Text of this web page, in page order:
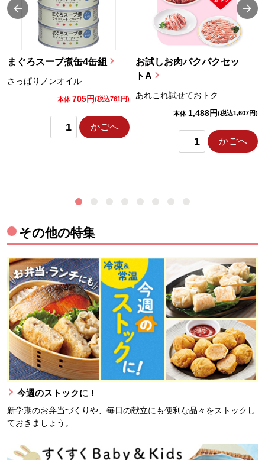
まぐろスープ煮缶4缶組
さっぱりノンオイル
本体 705円(税込761円)
かごへ
お試しお肉パクパクセッ
トA
あれこれ試せておトク
本体 1,488円(税込1,607円)
かごへ
その他の特集
今週のストックに！
新学期のお弁当づくりや、毎日の献立にも便利な品々をストックし
ておきましょう。